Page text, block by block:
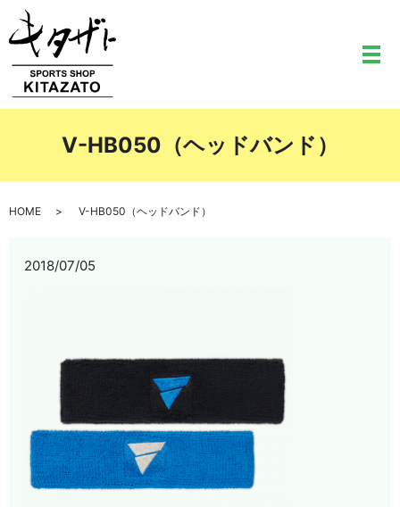
メ
V-HB050（ヘッドバンド）
HOME V-HB050（ヘッドバンド）
2018/07/05